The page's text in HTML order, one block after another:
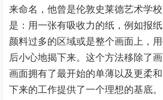
来命名，他曾是伦敦史莱德艺术学
是：用一张有吸收力的纸，例如报
颜料过多的区域或是整个画面上，
后小心地揭下来。这个方法移除了
画面拥有了最开始的单薄以及更柔
下来的工作提供了一个理想的基底。